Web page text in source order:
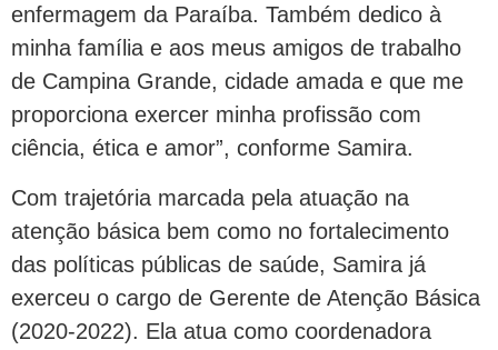
enfermagem da Paraíba. Também dedico à
minha família e aos meus amigos de trabalho
de Campina Grande, cidade amada e que me
proporciona exercer minha profissão com
ciência, ética e amor”, conforme Samira.
Com trajetória marcada pela atuação na
atenção básica bem como no fortalecimento
das políticas públicas de saúde, Samira já
exerceu o cargo de Gerente de Atenção Básica
(2020-2022). Ela atua como coordenadora